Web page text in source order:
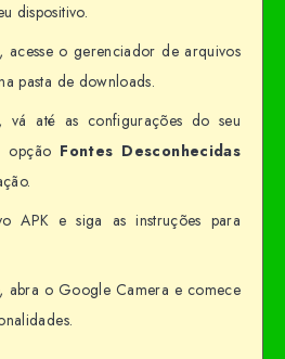
dispositivo.
acesse o gerenciador de arquivos
pasta de downloads.
vá até as configurações do seu
opção Fontes Desconhecidas
APK e siga as instruções para
abra o Google Camera e comece